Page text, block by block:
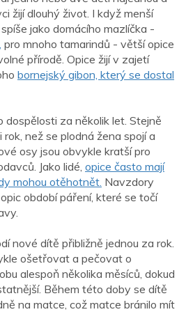
žijí dlouhý život. I když menší
jako domácího mazlíčka -
pro mnoho tamarindů - větší opice
přírodě. Opice žijí v zajetí
bornejský gibon, který se dostal
dospělosti za několik let. Stejně
než se plodná žena spojí a
osy jsou obvykle kratší pro
Jako lidé, opice často mají
mohou otěhotnět. Navzdory
období páření, které se točí
nové dítě přibližně jednou za rok.
ošetřovat a pečovat o
alespoň několika měsíců, dokud
Během této doby se dítě
na matce, což matce bránilo mít